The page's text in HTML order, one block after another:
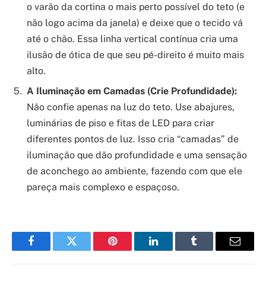
o varão da cortina o mais perto possível do teto (e
não logo acima da janela) e deixe que o tecido vá
até o chão. Essa linha vertical contínua cria uma
ilusão de ótica de que seu pé-direito é muito mais
alto.
A Iluminação em Camadas (Crie Profundidade):
Não confie apenas na luz do teto. Use abajures,
luminárias de piso e fitas de LED para criar
diferentes pontos de luz. Isso cria “camadas” de
iluminação que dão profundidade e uma sensação
de aconchego ao ambiente, fazendo com que ele
pareça mais complexo e espaçoso.
FacebookTwitter Pinterest LinkedInTumblr Email